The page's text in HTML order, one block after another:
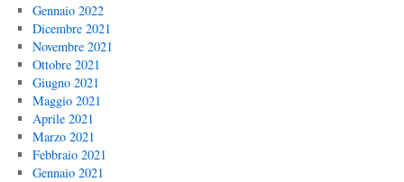
Gennaio 2022
Dicembre 2021
Novembre 2021
Ottobre 2021
Giugno 2021
Maggio 2021
Aprile 2021
Marzo 2021
Febbraio 2021
Gennaio 2021